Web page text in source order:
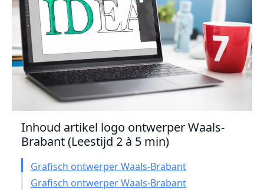
Inhoud artikel logo ontwerper Waals-
Brabant (Leestijd 2 à 5 min)
Grafisch ontwerper Waals-Brabant
Grafisch ontwerper Waals-Brabant